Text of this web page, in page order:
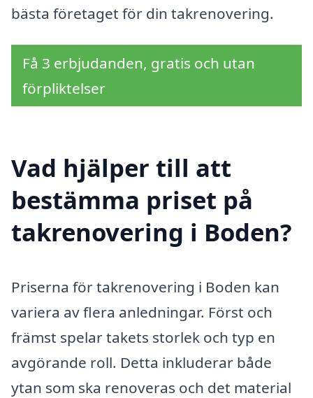
bästa företaget för din takrenovering.
Få 3 erbjudanden, gratis och utan
förpliktelser
Vad hjälper till att
bestämma priset på
takrenovering i Boden?
Priserna för takrenovering i Boden kan
variera av flera anledningar. Först och
främst spelar takets storlek och typ en
avgörande roll. Detta inkluderar både
ytan som ska renoveras och det material